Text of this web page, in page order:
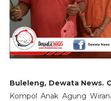
Buleleng, Dewata News.
Kompol Anak Agung